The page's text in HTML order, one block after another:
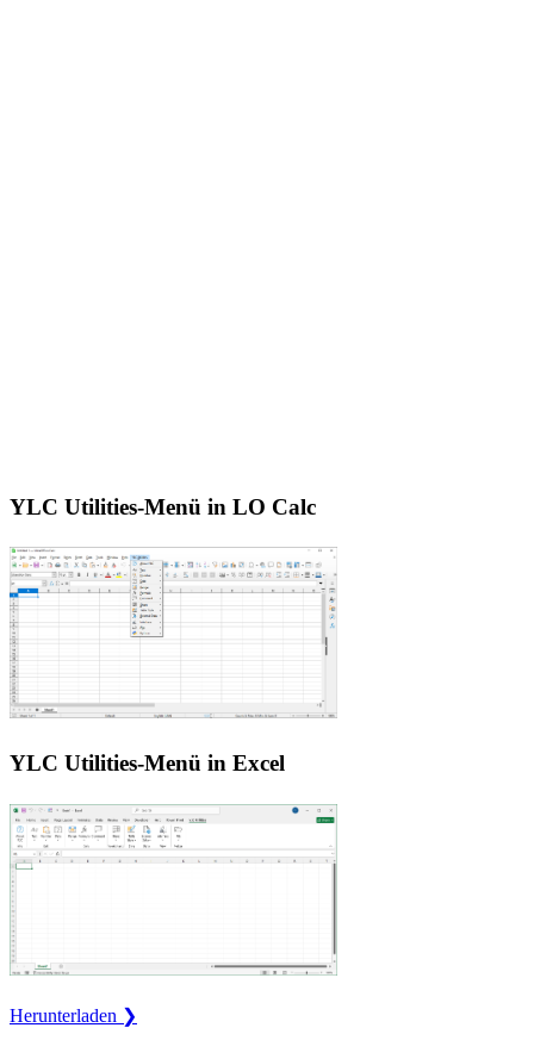
YLC Utilities-Menü in LO Calc
YLC Utilities-Menü in Excel
Herunterladen ❯